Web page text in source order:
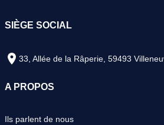
SIÈGE SOCIAL
33, Allée de la Râperie, 59493
A PROPOS
Ils parlent de nous